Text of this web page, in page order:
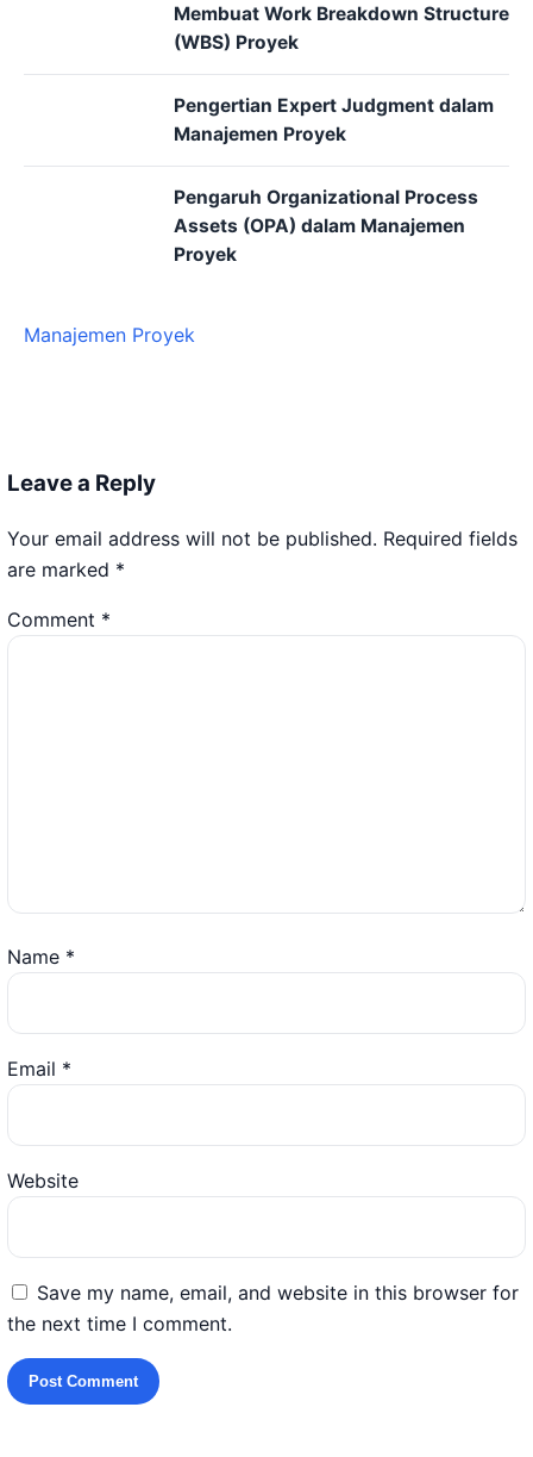
Membuat Work Breakdown Structure
(WBS) Proyek
Pengertian Expert Judgment dalam
Manajemen Proyek
Pengaruh Organizational Process
Assets (OPA) dalam Manajemen
Proyek
Manajemen Proyek
Leave a Reply
Your email address will not be published. Required fields
are marked *
Comment *
Name *
Email *
Website
Save my name, email, and website in this browser for
the next time I comment.